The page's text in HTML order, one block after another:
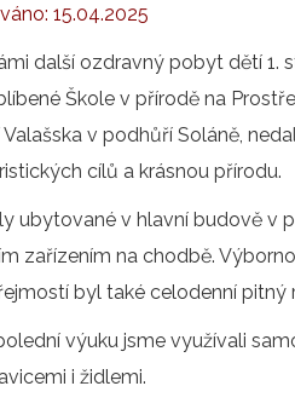
15.04.2025
další ozdravný pobyt dětí 1.
Škole v přírodě na
v podhůří Soláně,
cílů a krásnou přírodu.
ubytované v hlavní budově v
zařízením na chodbě.
byl také celodenní pitný
výuku jsme využívali
i židlemi.